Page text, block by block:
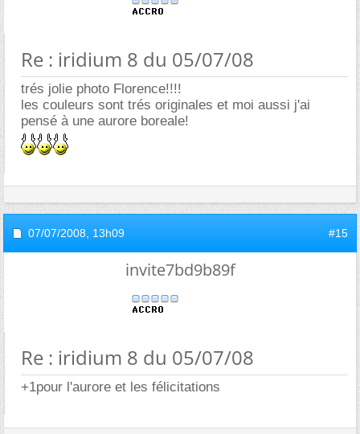
Re : iridium 8 du 05/07/08
trés jolie photo Florence!!!!
les couleurs sont trés originales et moi aussi j'ai
pensé à une aurore boreale!
07/07/2008, 13h09 #15
invite7bd9b89f
Re : iridium 8 du 05/07/08
+1pour l'aurore et les félicitations